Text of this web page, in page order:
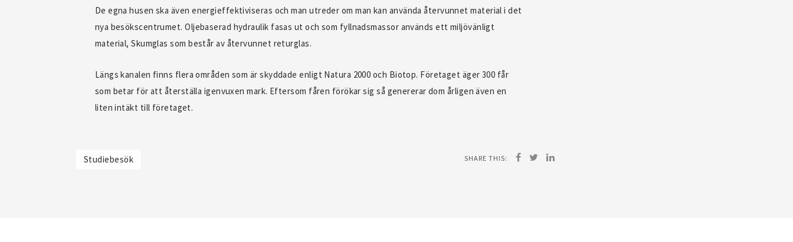
De egna husen ska även energieffektiviseras och man utreder om man kan använda återvunnet material i det
nya besökscentrumet. Oljebaserad hydraulik fasas ut och som fyllnadsmassor används ett miljövänligt
material, Skumglas som består av återvunnet returglas.
Längs kanalen finns flera områden som är skyddade enligt Natura 2000 och Biotop. Företaget äger 300 får
som betar för att återställa igenvuxen mark. Eftersom fåren förökar sig så genererar dom årligen även en
liten intäkt till företaget.
Studiebesök SHARE THIS: